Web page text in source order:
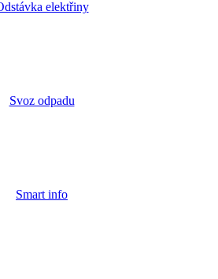
elektřiny
Svoz odpadu
Smart info